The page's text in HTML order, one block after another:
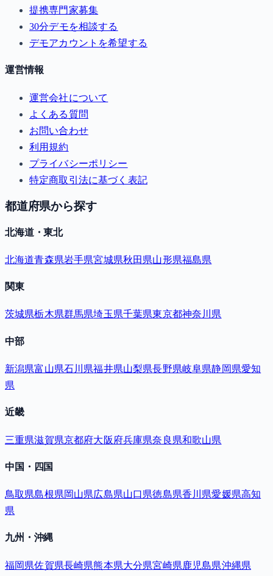
提携専門家募集
30分デモを相談する
デモアカウントを希望する
運営情報
運営会社について
よくある質問
お問い合わせ
利用規約
プライバシーポリシー
特定商取引法に基づく表記
都道府県から探す
北海道・東北
北海道青森県岩手県宮城県秋田県山形県福島県
関東
茨城県栃木県群馬県埼玉県千葉県東京都神奈川県
中部
新潟県富山県石川県福井県山梨県長野県岐阜県静岡県愛知
県
近畿
三重県滋賀県京都府大阪府兵庫県奈良県和歌山県
中国・四国
鳥取県島根県岡山県広島県山口県徳島県香川県愛媛県高知
県
九州・沖縄
福岡県佐賀県長崎県熊本県大分県宮崎県鹿児島県沖縄県